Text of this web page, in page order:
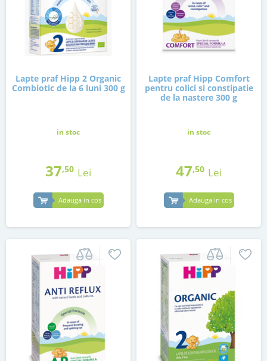
Lapte praf Hipp 2 Organic
Combiotic de la 6 luni 300 g
in stoc
37,50 Lei
Adauga in cos
Lapte praf Hipp Comfort
pentru colici si constipatie
de la nastere 300 g
in stoc
47,50 Lei
Adauga in cos